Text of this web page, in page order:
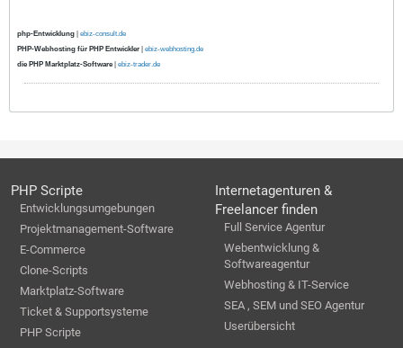
php-Entwicklung | ebiz-consult.de
PHP-Webhosting für PHP Entwickler | ebiz-webhosting.de
die PHP Marktplatz-Software | ebiz-trader.de
PHP Scripte
Entwicklungsumgebungen
Projektmanagement-Software
E-Commerce
Clone-Scripts
Marktplatz-Software
Ticket & Supportsysteme
PHP Scripte
Internetagenturen &
Freelancer finden
Full Service Agentur
Webentwicklung &
Softwareagentur
Webhosting & IT-Service
SEA , SEM und SEO Agentur
Userübersicht